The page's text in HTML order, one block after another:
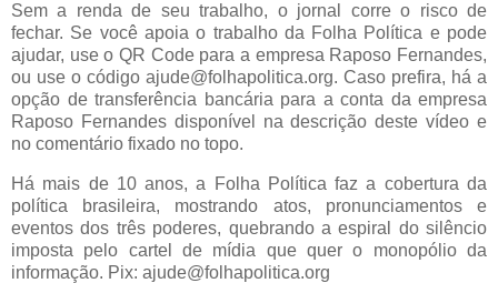
Sem a renda de seu trabalho, o jornal corre o risco de
fechar. Se você apoia o trabalho da Folha Política e pode
ajudar, use o QR Code para a empresa Raposo Fernandes,
ou use o código ajude@folhapolitica.org. Caso prefira, há a
opção de transferência bancária para a conta da empresa
Raposo Fernandes disponível na descrição deste vídeo e
no comentário fixado no topo.
Há mais de 10 anos, a Folha Política faz a cobertura da
política brasileira, mostrando atos, pronunciamentos e
eventos dos três poderes, quebrando a espiral do silêncio
imposta pelo cartel de mídia que quer o monopólio da
informação. Pix: ajude@folhapolitica.org